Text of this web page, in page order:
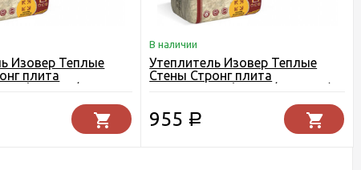
Изовер Теплые
плита
(3,05 м2/0,305
В наличии
Утеплитель Изовер Теплые
Стены Стронг плита
50х610х1000 (6,1 м2/0,305 м3)
955 Р